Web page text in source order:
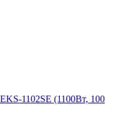
1102SE (1100Вт, 100